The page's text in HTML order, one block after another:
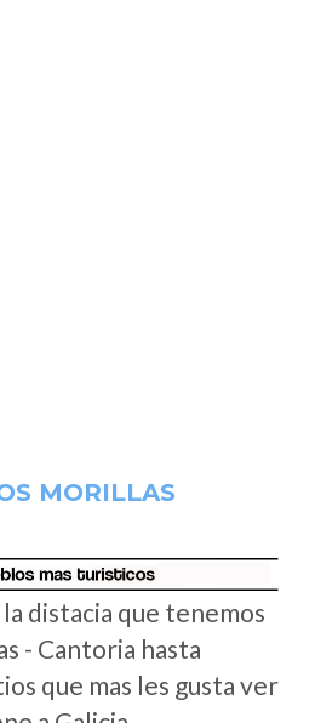
MORILLAS
distacia que tenemos
- Cantoria hasta
que mas les gusta ver